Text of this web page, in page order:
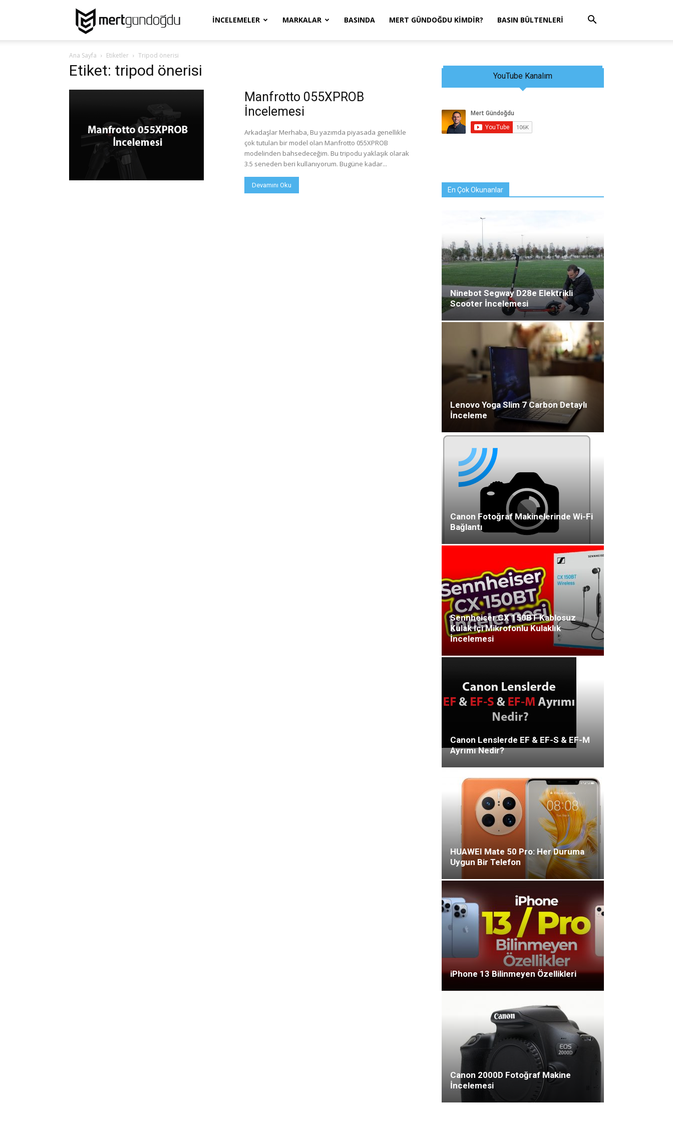
İNCELEMELER MARKALAR BASINDA MERT GÜNDOĞDU KIMDIR? BASIN BÜLTENLERI
Ana Sayfa Etiketler Tripod önerisi
Etiket: tripod önerisi
Manfrotto 055XPROB
İncelemesi
Arkadaşlar Merhaba, Bu yazımda piyasada genellikle
çok tutulan bir model olan Manfrotto 055XPROB
modelinden bahsedeceğim. Bu tripodu yaklaşık olarak
3.5 seneden beri kullanıyorum. Bugüne kadar...
Devamını Oku
YouTube Kanalım
En Çok Okunanlar
Ninebot Segway D28e Elektrikli
Scooter İncelemesi
Lenovo Yoga Slim 7 Carbon Detaylı
İnceleme
Canon Fotoğraf Makinelerinde Wi-Fi
Bağlantı
Sennheiser CX 150BT Kablosuz
Kulak İçi Mikrofonlu Kulaklık
İncelemesi
Canon Lenslerde EF & EF-S & EF-M
Ayrımı Nedir?
HUAWEI Mate 50 Pro: Her Duruma
Uygun Bir Telefon
iPhone 13 Bilinmeyen Özellikleri
Canon 2000D Fotoğraf Makine
İncelemesi